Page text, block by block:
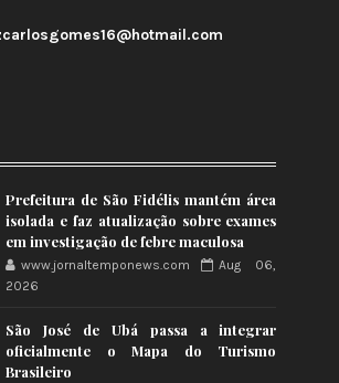
Prefeitura de São Fidélis mantém área
isolada e faz atualização sobre exames
em investigação de febre maculosa
www.jornaltemponews.com
Aug 06,
2026
São José de Ubá passa a integrar
oficialmente o Mapa do Turismo
Brasileiro